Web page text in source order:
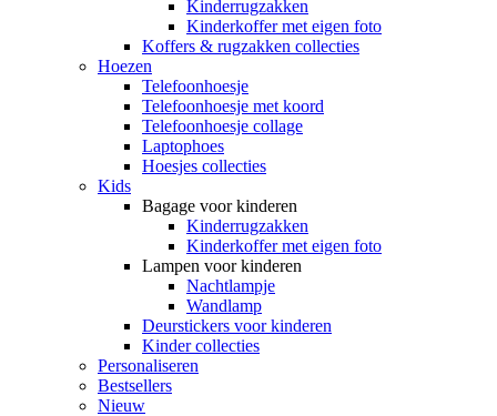
Kinderrugzakken
Kinderkoffer met eigen foto
Koffers & rugzakken collecties
Hoezen
Telefoonhoesje
Telefoonhoesje met koord
Telefoonhoesje collage
Laptophoes
Hoesjes collecties
Kids
Bagage voor kinderen
Kinderrugzakken
Kinderkoffer met eigen foto
Lampen voor kinderen
Nachtlampje
Wandlamp
Deurstickers voor kinderen
Kinder collecties
Personaliseren
Bestsellers
Nieuw